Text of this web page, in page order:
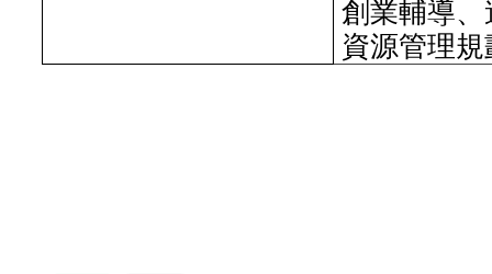
創業輔導
資源管理規